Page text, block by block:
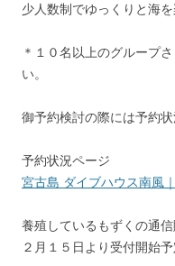
少人数制でゆっくりと海
＊１０名以上のグループ
い。
御予約検討の際には予約
予約状況ページ
宮古島 ダイブハウス南風
養殖しているもずくの通信
２月１５日より受付開始予